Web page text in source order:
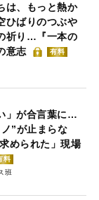
は、もっと熱か
ひばりのつぶや
祈り…『一本の
意志
有料
」が合言葉に…
”が止まらな
められた」現場
料
班